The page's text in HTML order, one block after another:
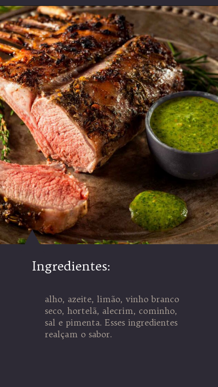
Ingredientes:
alho, azeite, limão, vinho branco
seco, hortelã, alecrim, cominho,
sal e pimenta. Esses ingredientes
realçam o sabor.